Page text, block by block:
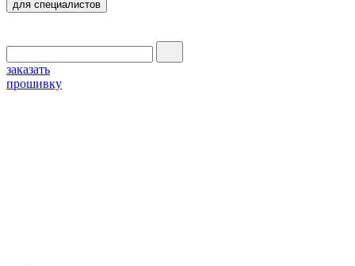
для специалистов
заказать
прошивку